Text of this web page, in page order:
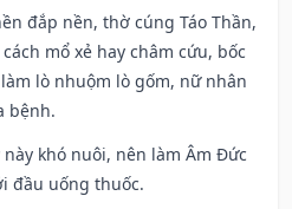
đắp nền, thờ cúng Táo Thần,
mổ xẻ hay châm cứu, bốc
lò nhuộm lò gốm, nữ nhân
bệnh.
khó nuôi, nên làm Âm Đức
đầu uống thuốc.